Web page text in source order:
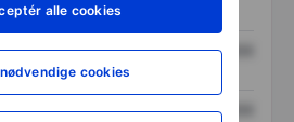
alle cookies
cookies
XXXXXXX XXXXXXX
XXXXXXX XXXXXXX